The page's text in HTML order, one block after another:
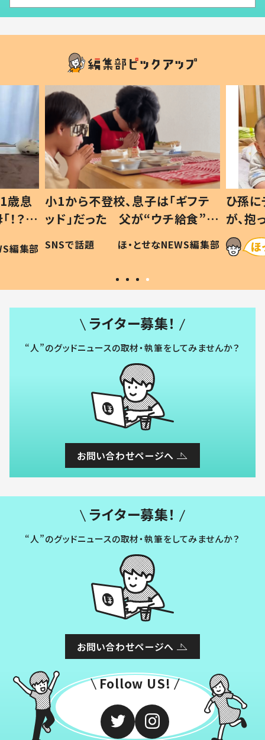
歳息
？」
編集部
小1から不登校、息子は「ギフテ
ッド」だった 父が“ウチ給食”を
作り続ける理由とは #令和の親
#令和の子
SNSで話題 ほ・とせなNEWS編集部
ひ孫
が、
「涙が
い」
ライター募集！
“人”のグッドニュースの取材・執筆をしてみませんか？
お問い合わせページへ
ライター募集！
“人”のグッドニュースの取材・執筆をしてみませんか？
お問い合わせページへ
Follow US!